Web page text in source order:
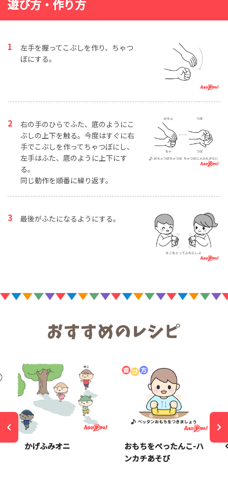
遊び方・作り方
左手を握ってこぶしを作り、ちゃつ
ぼにする。
右の手のひらでふた、底のようにこ
ぶしの上下を触る。今度はすぐに右
手でこぶしを作ってちゃつぼにし、
左手はふた、底のように上下にす
る。
同じ動作を順番に繰り返す。
最後がふたになるようにする。
かげふみオニ
おもちをぺったんこ-ハ
ンカチあそび